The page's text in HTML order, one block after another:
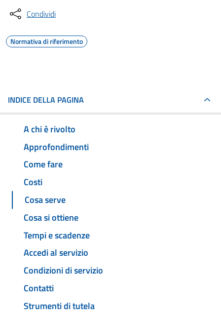
Condividi
Normativa di riferimento
INDICE DELLA PAGINA
A chi è rivolto
Approfondimenti
Come fare
Costi
Cosa serve
Cosa si ottiene
Tempi e scadenze
Accedi al servizio
Condizioni di servizio
Contatti
Strumenti di tutela